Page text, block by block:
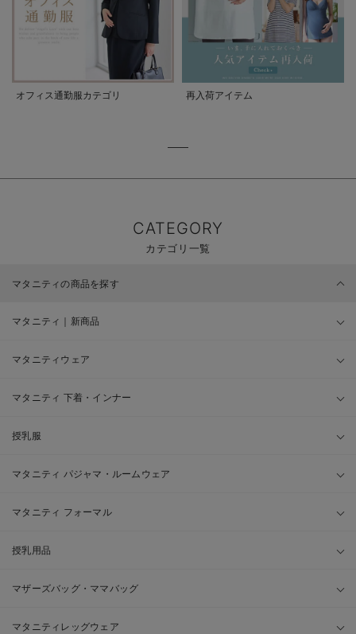
オフィス通勤服カテゴリ 再入荷アイテム
CATEGORY
カテゴリ一覧
マタニティの商品を探す
マタニティ｜新商品
マタニティウェア
マタニティ 下着・インナー
授乳服
マタニティ パジャマ・ルームウェア
マタニティ フォーマル
授乳用品
マザーズバッグ・ママバッグ
マタニティレッグウェア